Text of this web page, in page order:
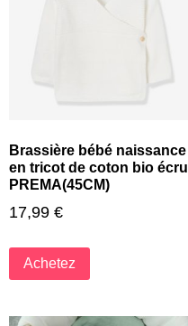
Brassière bébé naissance
en tricot de coton bio écru
PREMA(45CM)
17,99 €
Achetez